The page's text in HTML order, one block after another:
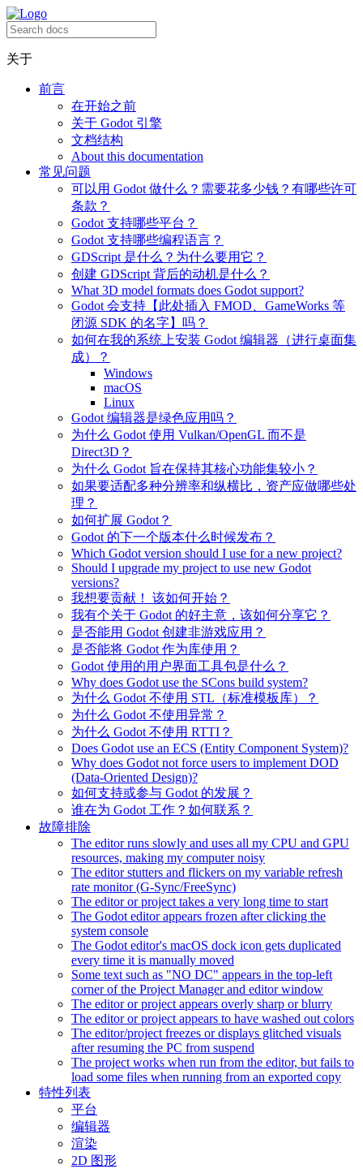
关于
前言
在开始之前
关于 Godot 引擎
文档结构
About this documentation
常见问题
可以用 Godot 做什么？需要花多少钱？有哪些许可
条款？
Godot 支持哪些平台？
Godot 支持哪些编程语言？
GDScript 是什么？为什么要用它？
创建 GDScript 背后的动机是什么？
What 3D model formats does Godot support?
Godot 会支持【此处插入 FMOD、GameWorks 等
闭源 SDK 的名字】吗？
如何在我的系统上安装 Godot 编辑器（进行桌面集
成）？
Windows
macOS
Linux
Godot 编辑器是绿色应用吗？
为什么 Godot 使用 Vulkan/OpenGL 而不是
Direct3D？
为什么 Godot 旨在保持其核心功能集较小？
如果要适配多种分辨率和纵横比，资产应做哪些处
理？
如何扩展 Godot？
Godot 的下一个版本什么时候发布？
Which Godot version should I use for a new project?
Should I upgrade my project to use new Godot
versions?
我想要贡献！ 该如何开始？
我有个关于 Godot 的好主意，该如何分享它？
是否能用 Godot 创建非游戏应用？
是否能将 Godot 作为库使用？
Godot 使用的用户界面工具包是什么？
Why does Godot use the SCons build system?
为什么 Godot 不使用 STL（标准模板库）？
为什么 Godot 不使用异常？
为什么 Godot 不使用 RTTI？
Does Godot use an ECS (Entity Component System)?
Why does Godot not force users to implement DOD
(Data-Oriented Design)?
如何支持或参与 Godot 的发展？
谁在为 Godot 工作？如何联系？
故障排除
The editor runs slowly and uses all my CPU and GPU
resources, making my computer noisy
The editor stutters and flickers on my variable refresh
rate monitor (G-Sync/FreeSync)
The editor or project takes a very long time to start
The Godot editor appears frozen after clicking the
system console
The Godot editor's macOS dock icon gets duplicated
every time it is manually moved
Some text such as "NO DC" appears in the top-left
corner of the Project Manager and editor window
The editor or project appears overly sharp or blurry
The editor or project appears to have washed out colors
The editor/project freezes or displays glitched visuals
after resuming the PC from suspend
The project works when run from the editor, but fails to
load some files when running from an exported copy
特性列表
平台
编辑器
渲染
2D 图形